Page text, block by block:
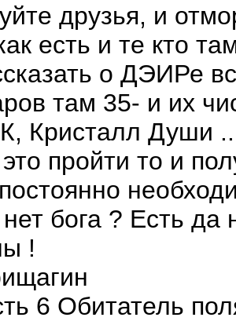
друзья, и
есть и те кто
о ДЭИРе
там 35- и их
Кристалл Души
пройти то и
бога ? Есть
!
6 Обитатель